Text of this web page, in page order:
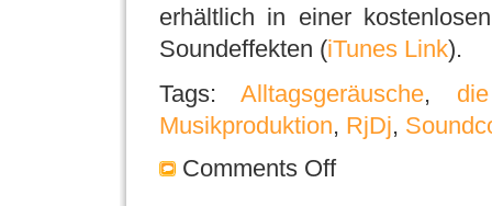
erhältlich in einer
Soundeffekten (iTunes Link).
Tags:Alltagsgeräusche,
Musikproduktion, RjDj,
Comments Off